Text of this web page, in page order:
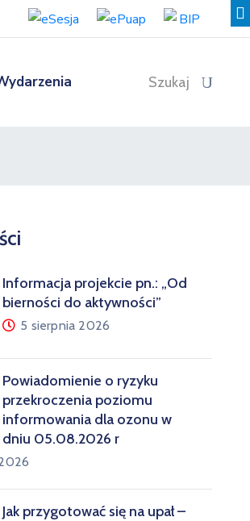
Szukaj
Informacja projekcie pn.: „Od
bierności do aktywności”
5 sierpnia 2026
Powiadomienie o ryzyku
przekroczenia poziomu
informowania dla ozonu w
dniu 05.08.2026 r
Jak przygotować się na upał –